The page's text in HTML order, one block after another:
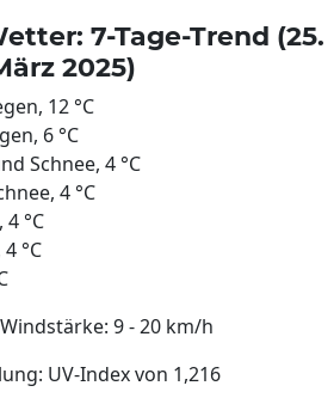
7-Tage-Trend (25.
2025)
12 °C
6 °C
Schnee, 4 °C
4 °C
°C
°C
9 - 20 km/h
UV-Index von 1,216